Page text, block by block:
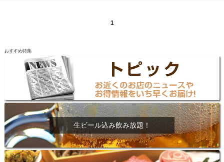
1
おすすめ特集
生ビール込み飲み放題！